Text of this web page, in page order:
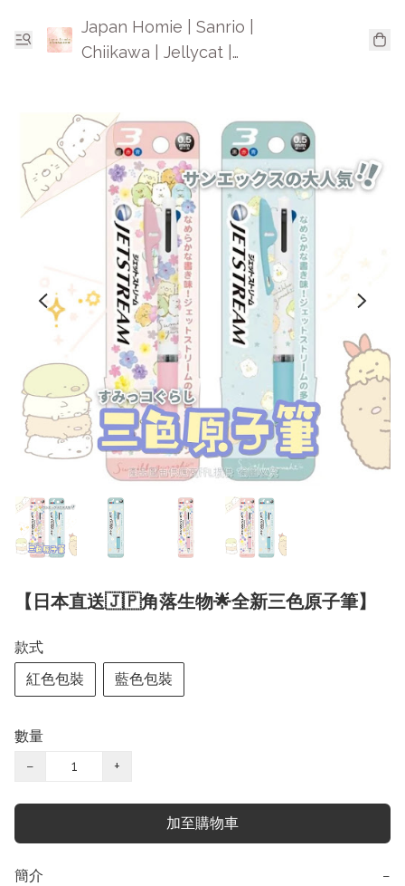
Japan Homie | Sanrio |
Chiikawa | Jellycat |
【日本直送🇯🇵角落生物🌟全新三色原子筆】
款式
紅色包裝
藍色包裝
數量
−
+
加至購物車
簡介 −